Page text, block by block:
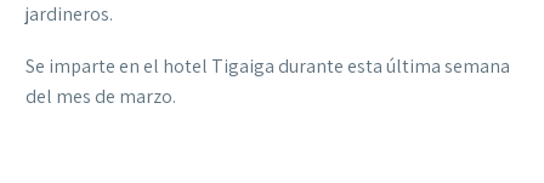
jardineros.
Se imparte en el hotel Tigaiga durante esta última semana
del mes de marzo.